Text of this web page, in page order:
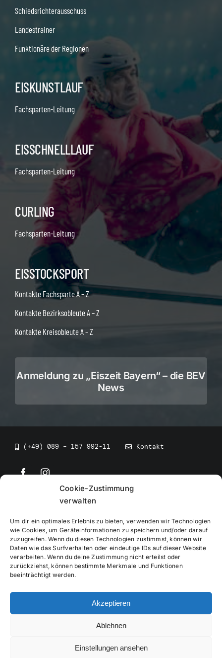
Cookie-Zustimmung
verwalten
Um dir ein optimales Erlebnis zu bieten, verwenden wir Technologien
wie Cookies, um Geräteinformationen zu speichern und/oder darauf
zuzugreifen. Wenn du diesen Technologien zustimmst, können wir
Daten wie das Surfverhalten oder eindeutige IDs auf dieser Website
verarbeiten. Wenn du deine Zustimmung nicht erteilst oder
zurückziehst, können bestimmte Merkmale und Funktionen
beeinträchtigt werden.
Akzeptieren
Ablehnen
Einstellungen ansehen
Schiedsrichterausschuss
Landestrainer
Funktionäre der Regionen
EISKUNSTLAUF
Fachsparten-Leitung
EISSCHNELLLAUF
Fachsparten-Leitung
CURLING
Fachsparten-Leitung
EISSTOCKSPORT
Kontakte Fachsparte A – Z
Kontakte Bezirksobleute A – Z
Kontakte Kreisobleute A – Z
Anmeldung zu „Eiszeit Bayern“ – die BEV
News
(+49) 089 – 157 992-11 Kontakt
• BEV Bayerischer Eissportverband
Impressum
Datenschutzerklärung